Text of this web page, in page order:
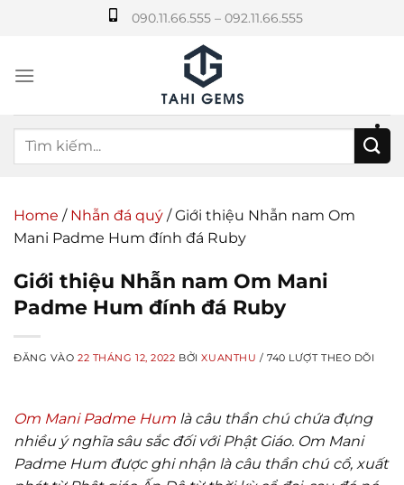
dung
090.11.66.555 – 092.11.66.555
Home / Nhẫn đá quý /Giới thiệu Nhẫn nam Om
Mani Padme Hum đính đá Ruby
Giới thiệu Nhẫn nam Om Mani
Padme Hum đính đá Ruby
ĐĂNG VÀO22 THÁNG 12, 2022 BỞIXUANTHU / 740 LƯỢT THEO DÕI
Om Mani Padme Hum là câu thần chú chứa đựng
nhiều ý nghĩa sâu sắc đối với Phật Giáo. Om Mani
Padme Hum được ghi nhận là câu thần chú cổ, xuất